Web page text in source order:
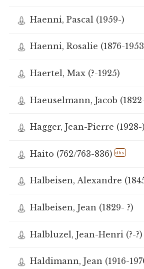
Haenni, Pascal (1959-)
Haenni, Rosalie (1876-
Haertel, Max (?-1925)
Haeuselmann, Jacob
Hagger, Jean-Pierre (1928-)
Haito (762/763-836) dhs
Halbeisen, Alexandre
Halbeisen, Jean (1829- ?)
Halbluzel, Jean-Henri (?-?)
Haldimann, Jean (1916-